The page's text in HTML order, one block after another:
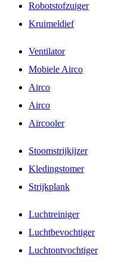
Robotstofzuiger
Kruimeldief
Ventilator
Mobiele Airco
Airco
Airco
Aircooler
Stoomstrijkijzer
Kledingstomer
Strijkplank
Luchtreiniger
Luchtbevochtiger
Luchtontvochtiger